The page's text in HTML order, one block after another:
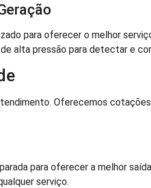
para oferecer o melhor
alta pressão para detectar e
Oferecemos
para oferecer a melhor
serviço.